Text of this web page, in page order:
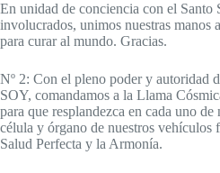
En unidad de conciencia con el Santo
involucrados, unimos nuestras manos
para curar al mundo. Gracias.
Nº 2: Con el pleno poder y autoridad
SOY, comandamos a la Llama
para que resplandezca en cada uno
célula y órgano de nuestros vehículos
Salud Perfecta y la Armonía.